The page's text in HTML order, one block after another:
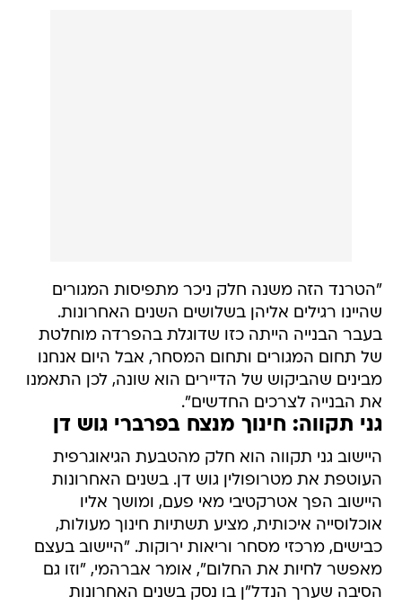
"הטרנד הזה משנה חלק ניכר מתפיסות המגורים
שהיינו רגילים אליהן בשלושים השנים האחרונות.
בעבר הבנייה הייתה כזו שדוגלת בהפרדה מוחלטת
של תחום המגורים ותחום המסחר, אבל היום אנחנו
מבינים שהביקוש של הדיירים הוא שונה, לכן התאמנו
את הבנייה לצרכים החדשים".
גני תקווה: חינוך מנצח בפרברי גוש דן
היישוב גני תקווה הוא חלק מהטבעת הגיאוגרפית
העוטפת את מטרופולין גוש דן. בשנים האחרונות
היישוב הפך אטרקטיבי מאי פעם, ומושך אליו
אוכלוסייה איכותית, מציע תשתיות חינוך מעולות,
כבישים, מרכזי מסחר וריאות ירוקות. "היישוב בעצם
מאפשר לחיות את החלום", אומר אברהמי, "וזו גם
הסיבה שערך הנדל"ן בו נסק בשנים האחרונות